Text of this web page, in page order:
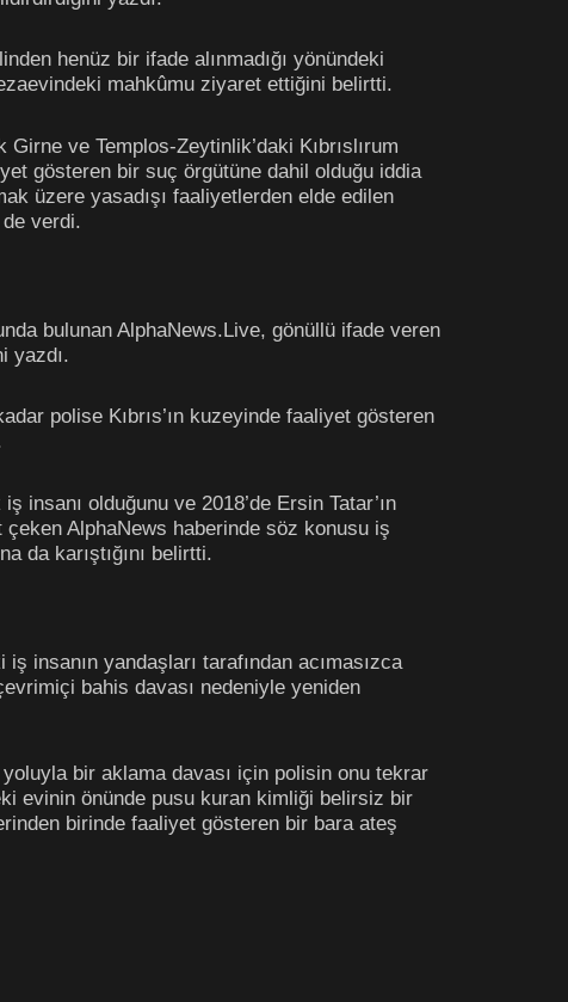
henüz bir ifade alınmadığı yönündeki
mahkûmu ziyaret ettiğini belirtti.
ve Templos-Zeytinlik’daki Kıbrıslırum
gösteren bir suç örgütüne dahil olduğu iddia
üzere yasadışı faaliyetlerden elde edilen
verdi.
bulunan AlphaNews.Live, gönüllü ifade veren
yazdı.
polise Kıbrıs’ın kuzeyinde faaliyet gösteren
insanı olduğunu ve 2018’de Ersin Tatar’ın
çeken AlphaNews haberinde söz konusu iş
da karıştığını belirtti.
insanın yandaşları tarafından acımasızca
bahis davası nedeniyle yeniden
yoluyla bir aklama davası için polisin onu tekrar
evinin önünde pusu kuran kimliği belirsiz bir
birinde faaliyet gösteren bir bara ateş